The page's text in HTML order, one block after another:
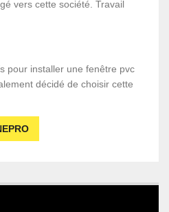
vers cette société. Travail
pour installer une fenêtre pvc
décidé de choisir cette